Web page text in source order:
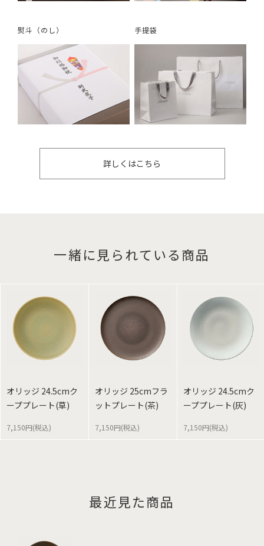
熨斗（のし） 手提袋
詳しくはこちら
一緒に見られている商品
オリッジ 24.5cmク
ーププレート(草)
7,150円(税込)
オリッジ 25cmフラ
ットプレート(茶)
7,150円(税込)
オリッジ 24.5cmク
ーププレート(灰)
7,150円(税込)
最近見た商品